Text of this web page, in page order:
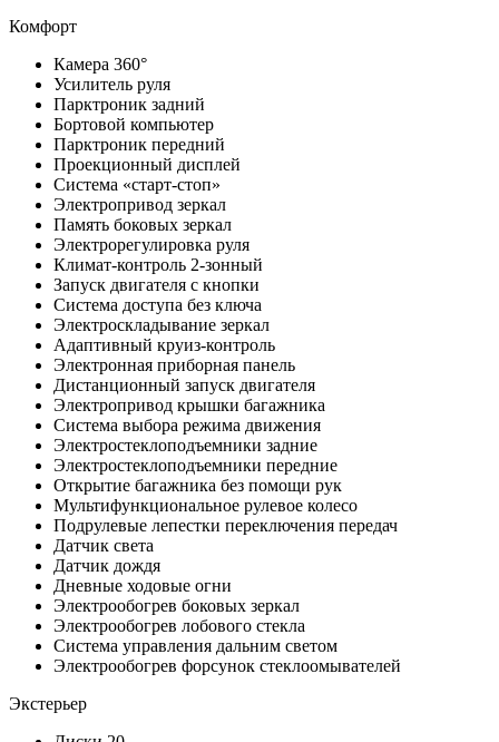
Комфорт
Камера 360°
Усилитель руля
Парктроник задний
Бортовой компьютер
Парктроник передний
Проекционный дисплей
Система «старт-стоп»
Электропривод зеркал
Память боковых зеркал
Электрорегулировка руля
Климат-контроль 2-зонный
Запуск двигателя с кнопки
Система доступа без ключа
Электроскладывание зеркал
Адаптивный круиз-контроль
Электронная приборная панель
Дистанционный запуск двигателя
Электропривод крышки багажника
Система выбора режима движения
Электростеклоподъемники задние
Электростеклоподъемники передние
Открытие багажника без помощи рук
Мультифункциональное рулевое колесо
Подрулевые лепестки переключения передач
Датчик света
Датчик дождя
Дневные ходовые огни
Электрообогрев боковых зеркал
Электрообогрев лобового стекла
Система управления дальним светом
Электрообогрев форсунок стеклоомывателей
Экстерьер